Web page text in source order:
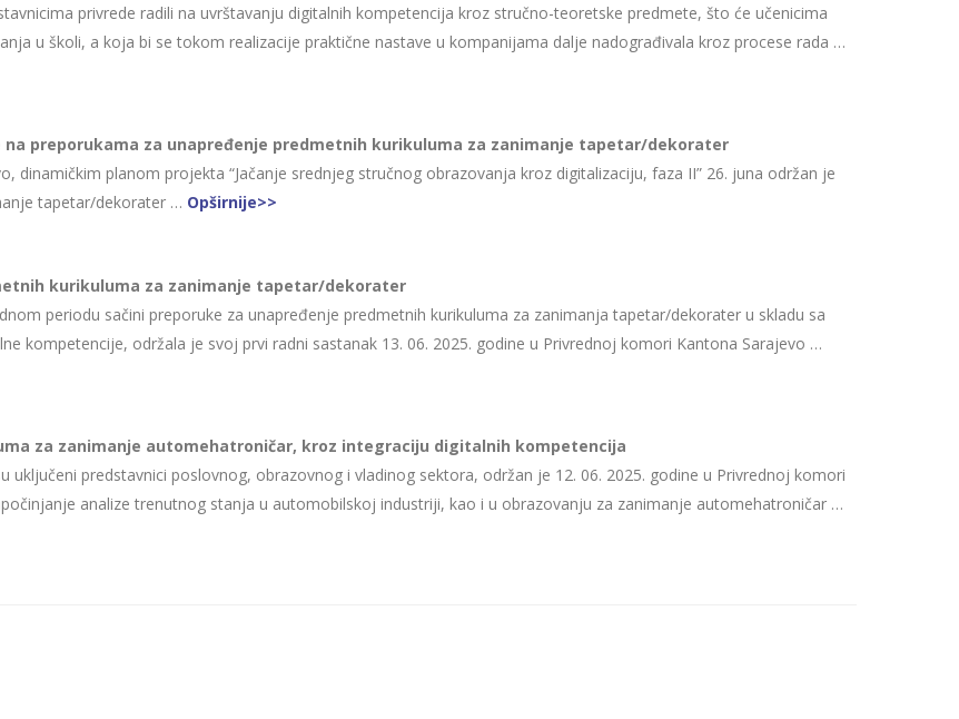
privrede radili na uvrštavanju digitalnih kompetencija kroz stručno-teoretske predmete, što će učenicima
u školi, a koja bi se tokom realizacije praktične nastave u kompanijama dalje nadograđivala kroz procese rada …
preporukama za unapređenje predmetnih kurikuluma za zanimanje tapetar/dekorater
dinamičkim planom projekta “Jačanje srednjeg stručnog obrazovanja kroz digitalizaciju, faza II” 26. juna održan je
tapetar/dekorater … Opširnije>>
kurikuluma za zanimanje tapetar/dekorater
periodu sačini preporuke za unapređenje predmetnih kurikuluma za zanimanja tapetar/dekorater u skladu sa
kompetencije, održala je svoj prvi radni sastanak 13. 06. 2025. godine u Privrednoj komori Kantona Sarajevo …
za zanimanje automehatroničar, kroz integraciju digitalnih kompetencija
uključeni predstavnici poslovnog, obrazovnog i vladinog sektora, održan je 12. 06. 2025. godine u Privrednoj komori
analize trenutnog stanja u automobilskoj industriji, kao i u obrazovanju za zanimanje automehatroničar …